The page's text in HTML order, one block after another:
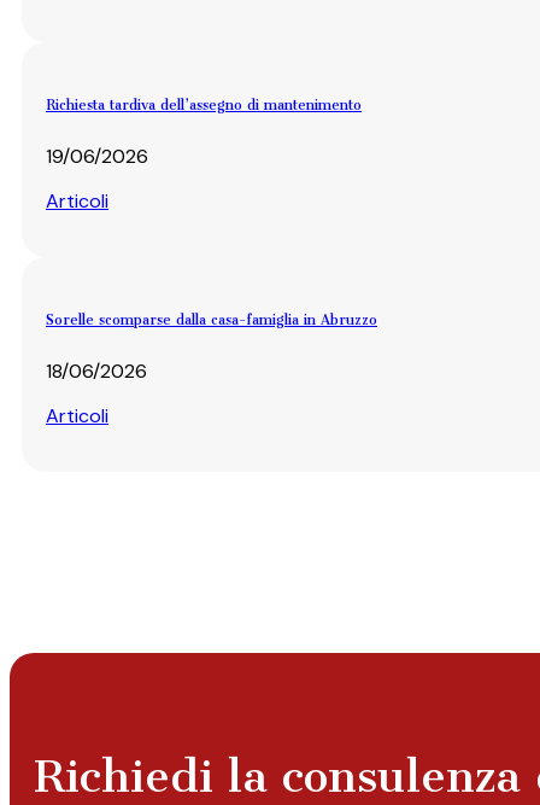
Richiesta tardiva dell’assegno di mantenimento
19/06/2026
Articoli
Sorelle scomparse dalla casa-famiglia in Abruzzo
18/06/2026
Articoli
Richiedi la